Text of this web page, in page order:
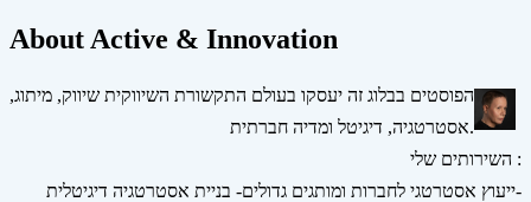
About Active & Innovation
הפוסטים בבלוג זה יעסקו בעולם התקשורת השיווקית שיווק, מיתוג,
אסטרטגיה, דיגיטל ומדיה חברתית.
השירותים שלי :
ייעוץ אסטרטגי לחברות ומותגים גדולים- בניית אסטרטגיה דיגיטלית-